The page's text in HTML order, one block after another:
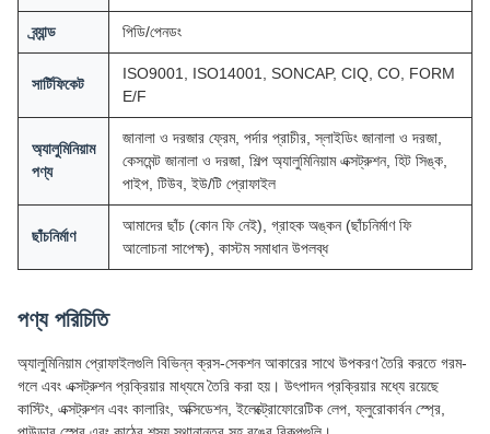
ব্র্যান্ড পিডি/পেনডং
সার্টিফিকেট
ISO9001, ISO14001, SONCAP, CIQ, CO, FORM
E/F
অ্যালুমিনিয়াম
পণ্য
জানালা ও দরজার ফ্রেম, পর্দার প্রাচীর, স্লাইডিং জানালা ও দরজা,
কেসমেন্ট জানালা ও দরজা, শিল্প অ্যালুমিনিয়াম এক্সট্রুশন, হিট সিঙ্ক,
পাইপ, টিউব, ইউ/টি প্রোফাইল
ছাঁচনির্মাণ
আমাদের ছাঁচ (কোন ফি নেই), গ্রাহক অঙ্কন (ছাঁচনির্মাণ ফি
আলোচনা সাপেক্ষ), কাস্টম সমাধান উপলব্ধ
পণ্য পরিচিতি
অ্যালুমিনিয়াম প্রোফাইলগুলি বিভিন্ন ক্রস-সেকশন আকারের সাথে উপকরণ তৈরি করতে গরম-
গলে এবং এক্সট্রুশন প্রক্রিয়ার মাধ্যমে তৈরি করা হয়। উৎপাদন প্রক্রিয়ার মধ্যে রয়েছে
কাস্টিং, এক্সট্রুশন এবং কালারিং, অক্সিডেশন, ইলেক্ট্রোফোরেটিক লেপ, ফ্লুরোকার্বন স্প্রে,